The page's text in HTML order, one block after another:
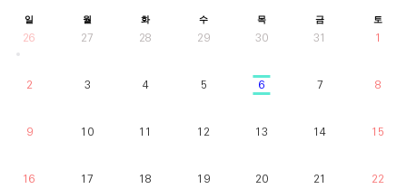
일 월 화 수 목 금 토
26 27 28 29 30 31 1
2 3 4 5 6 7 8
9 10 11 12 13 14 15
16 17 18 19 20 21 22